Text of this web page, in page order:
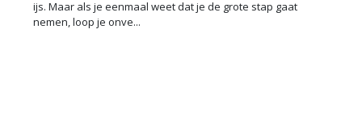
ijs. Maar als je eenmaal weet dat je de grote stap gaat
nemen, loop je onve...